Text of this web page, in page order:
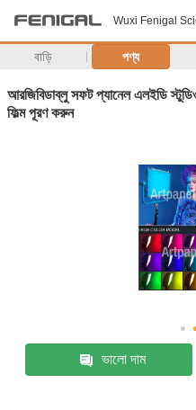
Wuxi Fenigal
বাড়ি পণ্য
আরজিবিডাব্লু সফট প্যানেল এলইডি
ফিল্ম পূরণ করুন
ভালো দাম